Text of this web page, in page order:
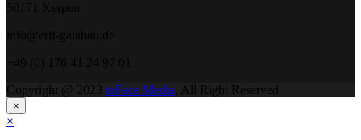
Copyright @ 2023 toFace Media, All Right Reserved
×
×